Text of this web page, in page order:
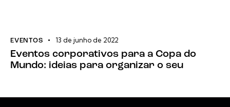
EVENTOS 13 de junho de 2022
Eventos corporativos para a Copa do
Mundo: ideias para organizar o seu